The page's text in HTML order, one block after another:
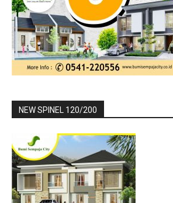
NEW SPINEL 120/200